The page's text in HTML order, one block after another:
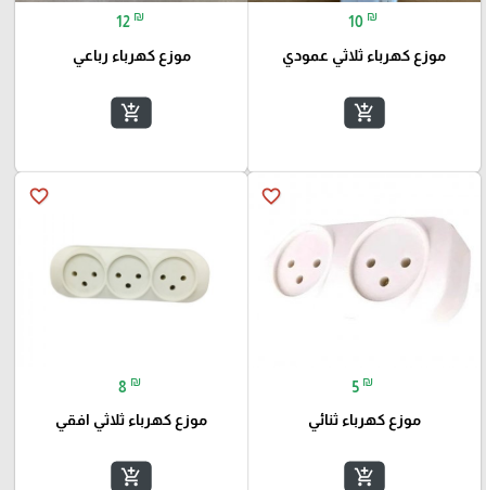
10 ₪
موزع كهرباء ثلاثي عمودي
add_shopping_cart
12 ₪
موزع كهرباء رباعي
add_shopping_cart
favorite_border
5 ₪
موزع كهرباء ثنائي
add_shopping_cart
favorite_border
8 ₪
موزع كهرباء ثلاثي افقي
add_shopping_cart